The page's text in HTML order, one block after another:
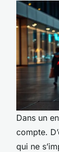
Dans un
compte.
qui ne